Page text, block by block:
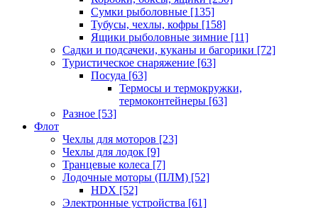
Сумки рыболовные [135]
Тубусы, чехлы, кофры [158]
Ящики рыболовные зимние [11]
Садки и подсачеки, куканы и багорики [72]
Туристическое снаряжение [63]
Посуда [63]
Термосы и термокружки,
термоконтейнеры [63]
Разное [53]
Флот
Чехлы для моторов [23]
Чехлы для лодок [9]
Транцевые колеса [7]
Лодочные моторы (ПЛМ) [52]
HDX [52]
Электронные устройства [61]